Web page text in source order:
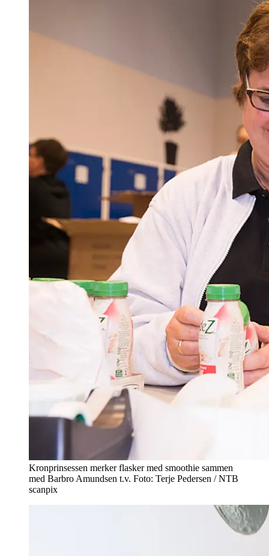
Kronprinsessen merker flasker med smoothie sammen
med Barbro Amundsen t.v. Foto: Terje Pedersen / NTB
scanpix